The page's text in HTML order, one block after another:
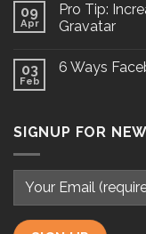
09
Apr
Pro Tip:
Gravatar
03
Feb
6 Ways
SIGNUP FOR